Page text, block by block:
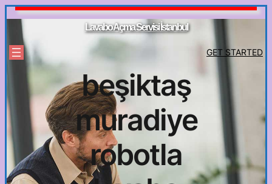
İçeriğe
Lavabo Açma Servisi İstanbul
GET STARTED
beşiktaş
muradiye
robotla